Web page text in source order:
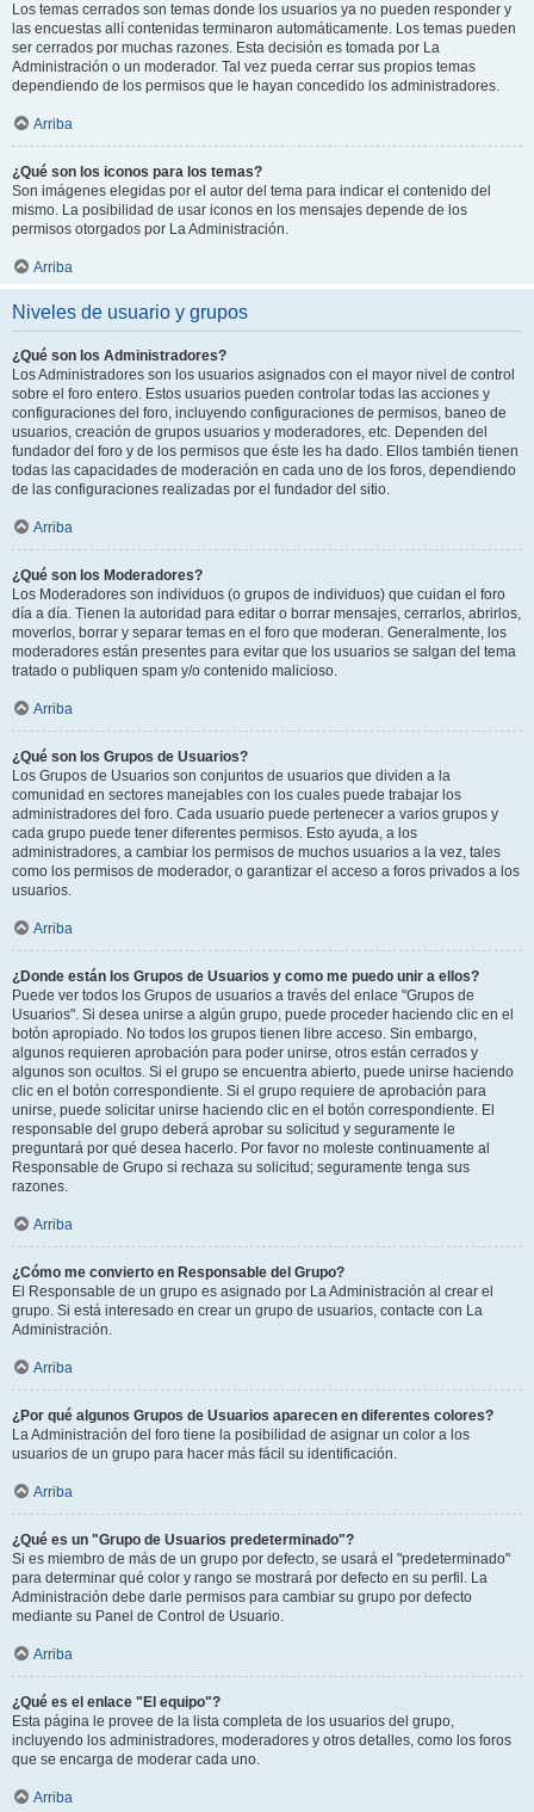
Los temas cerrados son temas donde los usuarios ya no pueden responder y
las encuestas allí contenidas terminaron automáticamente. Los temas pueden
ser cerrados por muchas razones. Esta decisión es tomada por La
Administración o un moderador. Tal vez pueda cerrar sus propios temas
dependiendo de los permisos que le hayan concedido los administradores.
Arriba
¿Qué son los iconos para los temas?
Son imágenes elegidas por el autor del tema para indicar el contenido del
mismo. La posibilidad de usar iconos en los mensajes depende de los
permisos otorgados por La Administración.
Arriba
Niveles de usuario y grupos
¿Qué son los Administradores?
Los Administradores son los usuarios asignados con el mayor nivel de control
sobre el foro entero. Estos usuarios pueden controlar todas las acciones y
configuraciones del foro, incluyendo configuraciones de permisos, baneo de
usuarios, creación de grupos usuarios y moderadores, etc. Dependen del
fundador del foro y de los permisos que éste les ha dado. Ellos también tienen
todas las capacidades de moderación en cada uno de los foros, dependiendo
de las configuraciones realizadas por el fundador del sitio.
Arriba
¿Qué son los Moderadores?
Los Moderadores son individuos (o grupos de individuos) que cuidan el foro
día a día. Tienen la autoridad para editar o borrar mensajes, cerrarlos, abrirlos,
moverlos, borrar y separar temas en el foro que moderan. Generalmente, los
moderadores están presentes para evitar que los usuarios se salgan del tema
tratado o publiquen spam y/o contenido malicioso.
Arriba
¿Qué son los Grupos de Usuarios?
Los Grupos de Usuarios son conjuntos de usuarios que dividen a la
comunidad en sectores manejables con los cuales puede trabajar los
administradores del foro. Cada usuario puede pertenecer a varios grupos y
cada grupo puede tener diferentes permisos. Esto ayuda, a los
administradores, a cambiar los permisos de muchos usuarios a la vez, tales
como los permisos de moderador, o garantizar el acceso a foros privados a los
usuarios.
Arriba
¿Donde están los Grupos de Usuarios y como me puedo unir a ellos?
Puede ver todos los Grupos de usuarios a través del enlace "Grupos de
Usuarios". Si desea unirse a algún grupo, puede proceder haciendo clic en el
botón apropiado. No todos los grupos tienen libre acceso. Sin embargo,
algunos requieren aprobación para poder unirse, otros están cerrados y
algunos son ocultos. Si el grupo se encuentra abierto, puede unirse haciendo
clic en el botón correspondiente. Si el grupo requiere de aprobación para
unirse, puede solicitar unirse haciendo clic en el botón correspondiente. El
responsable del grupo deberá aprobar su solicitud y seguramente le
preguntará por qué desea hacerlo. Por favor no moleste continuamente al
Responsable de Grupo si rechaza su solicitud; seguramente tenga sus
razones.
Arriba
¿Cómo me convierto en Responsable del Grupo?
El Responsable de un grupo es asignado por La Administración al crear el
grupo. Si está interesado en crear un grupo de usuarios, contacte con La
Administración.
Arriba
¿Por qué algunos Grupos de Usuarios aparecen en diferentes colores?
La Administración del foro tiene la posibilidad de asignar un color a los
usuarios de un grupo para hacer más fácil su identificación.
Arriba
¿Qué es un "Grupo de Usuarios predeterminado"?
Si es miembro de más de un grupo por defecto, se usará el "predeterminado"
para determinar qué color y rango se mostrará por defecto en su perfil. La
Administración debe darle permisos para cambiar su grupo por defecto
mediante su Panel de Control de Usuario.
Arriba
¿Qué es el enlace "El equipo"?
Esta página le provee de la lista completa de los usuarios del grupo,
incluyendo los administradores, moderadores y otros detalles, como los foros
que se encarga de moderar cada uno.
Arriba